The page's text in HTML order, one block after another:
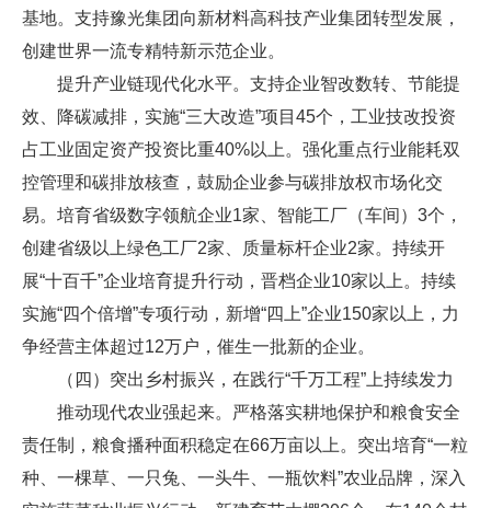
基地。支持豫光集团向新材料高科技产业集团转型发展，
创建世界一流专精特新示范企业。
提升产业链现代化水平。支持企业智改数转、节能提
效、降碳减排，实施“三大改造”项目45个，工业技改投资
占工业固定资产投资比重40%以上。强化重点行业能耗双
控管理和碳排放核查，鼓励企业参与碳排放权市场化交
易。培育省级数字领航企业1家、智能工厂（车间）3个，
创建省级以上绿色工厂2家、质量标杆企业2家。持续开
展“十百千”企业培育提升行动，晋档企业10家以上。持续
实施“四个倍增”专项行动，新增“四上”企业150家以上，力
争经营主体超过12万户，催生一批新的企业。
（四）突出乡村振兴，在践行“千万工程”上持续发力
推动现代农业强起来。严格落实耕地保护和粮食安全
责任制，粮食播种面积稳定在66万亩以上。突出培育“一粒
种、一棵草、一只兔、一头牛、一瓶饮料”农业品牌，深入